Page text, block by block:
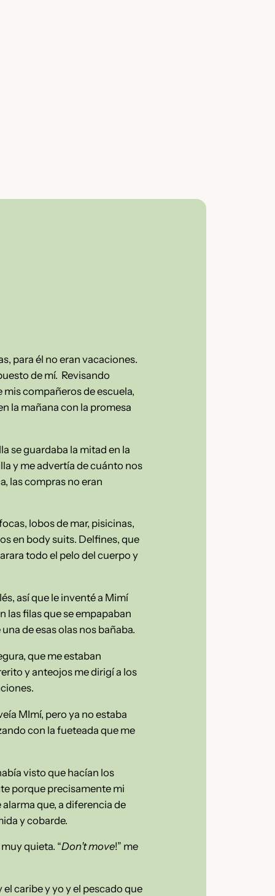
para él no eran vacaciones.
de mí. Revisando
compañeros de escuela,
la mañana con la promesa
se guardaba la mitad en la
y me advertía de cuánto nos
las compras no eran
lobos de mar, pisicinas,
en body suits. Delfines, que
todo el pelo del cuerpo y
así que le inventé a Mimí
las filas que se empapaban
de esas olas nos bañaba.
que me estaban
y anteojos me dirigí a los
MImí, pero ya no estaba
con la fueteada que me
visto que hacían los
porque precisamente mi
que, a diferencia de
y cobarde.
quieta. “Don’t move!” me
caribe y yo y el pescado que